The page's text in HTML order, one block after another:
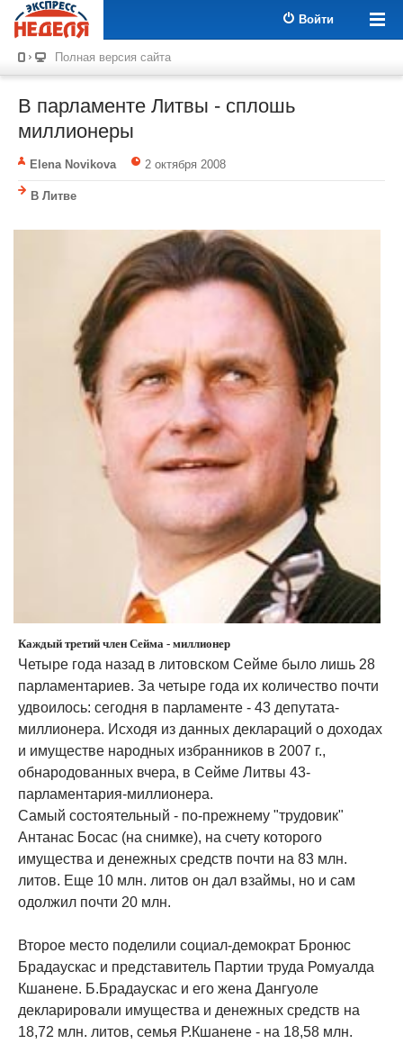
Войти
Полная версия сайта
В парламенте Литвы - сплошь
миллионеры
Elena Novikova 2 октября 2008
В Литве
Каждый третий член Сейма - миллионер
Четыре года назад в литовском Сейме было лишь 28
парламентариев. За четыре года их количество почти
удвоилось: сегодня в парламенте - 43 депутата-
миллионера. Исходя из данных деклараций о доходах
и имуществе народных избранников в 2007 г.,
обнародованных вчера, в Сейме Литвы 43-
парламентария-миллионера.
Самый состоятельный - по-прежнему "трудовик"
Антанас Босас (на снимке), на счету которого
имущества и денежных средств почти на 83 млн.
литов. Еще 10 млн. литов он дал взаймы, но и сам
одолжил почти 20 млн.
Второе место поделили социал-демократ Бронюс
Брадаускас и представитель Партии труда Ромуалда
Кшанене. Б.Брадаускас и его жена Дангуоле
декларировали имущества и денежных средств на
18,72 млн. литов, семья Р.Кшанене - на 18,58 млн.